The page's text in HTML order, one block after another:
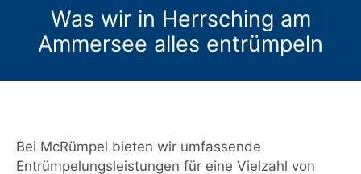
Was wir in Herrsching am
Ammersee alles entrümpeln
Bei McRümpel bieten wir umfassende
Entrümpelungsleistungen für eine Vielzahl von